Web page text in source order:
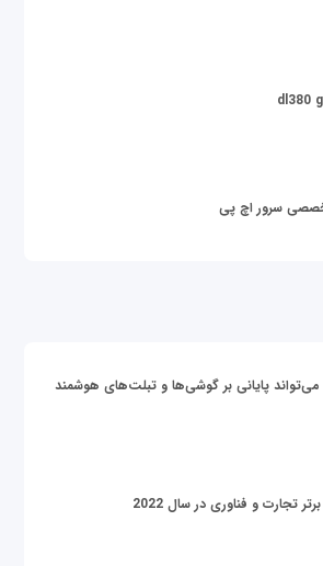
سرور اچ پی
پایانی بر گوشی‌ها و تبلت‌های هوشمند